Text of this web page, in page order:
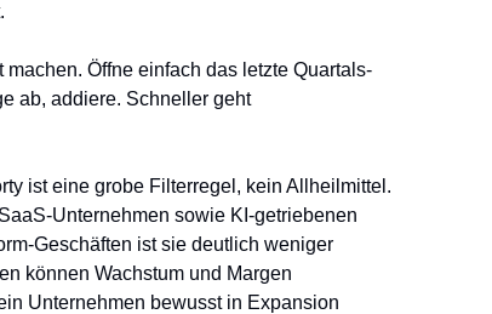
Öffne einfach das letzte Quartals-
ab, addiere. Schneller geht
ist eine grobe Filterregel, kein Allheilmittel.
Unternehmen sowie KI-getriebenen
Geschäften ist sie deutlich weniger
können Wachstum und Margen
Unternehmen bewusst in Expansion